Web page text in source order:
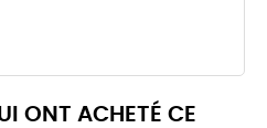
ONT ACHETÉ CE